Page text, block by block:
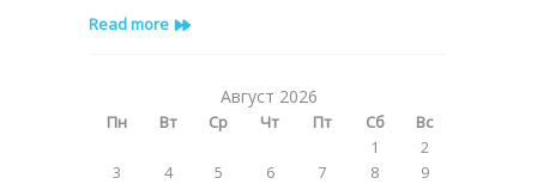
Read more
Август 2026
Пн Вт Ср Чт Пт Сб
Вс
1
2
3
4 5 6 7 8
9